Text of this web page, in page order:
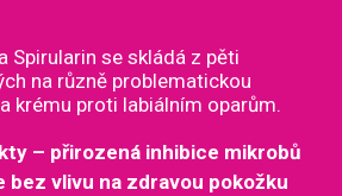
Spirularin se skládá z pěti
na různě problematickou
krému proti labiálním oparům.
– přirozená inhibice mikrobů
bez vlivu na zdravou pokožku